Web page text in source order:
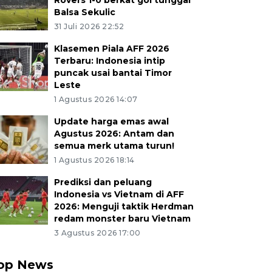
Balsa Sekulic
31 Juli 2026 22:52
Klasemen Piala AFF 2026
Terbaru: Indonesia intip
puncak usai bantai Timor
Leste
1 Agustus 2026 14:07
Update harga emas awal
Agustus 2026: Antam dan
semua merk utama turun!
1 Agustus 2026 18:14
Prediksi dan peluang
Indonesia vs Vietnam di AFF
2026: Menguji taktik Herdman
redam monster baru Vietnam
3 Agustus 2026 17:00
News